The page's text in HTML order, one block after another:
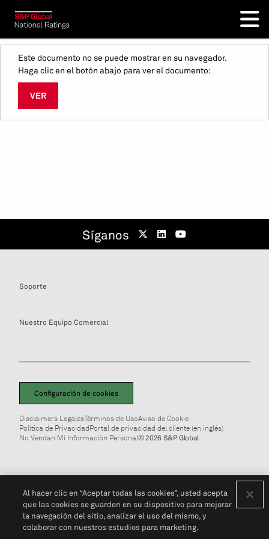
Este documento no se puede mostrar en su navegador.
Haga clic en el botón abajo para ver el documento:
VER
Síganos
Soporte
Nuestro Equipo Comercial
Configuración de cookies
Disclaimers LegalesTérminos de UsoAviso de Cookie
Política de PrivacidadPortal de privacidad del cliente (en inglés)
No Vendan Mi Información Personal© 2026 S&P Global
Al hacer clic en “Aceptar todas las cookies”, usted acepta
que las cookies se guarden en su dispositivo para mejorar
la navegación del sitio, analizar el uso del mismo, y
colaborar con nuestros estudios para marketing.